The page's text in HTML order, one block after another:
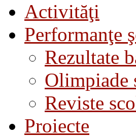
Activităţi
Performanţe
Rezultate
Olimpiade
Reviste
Proiecte